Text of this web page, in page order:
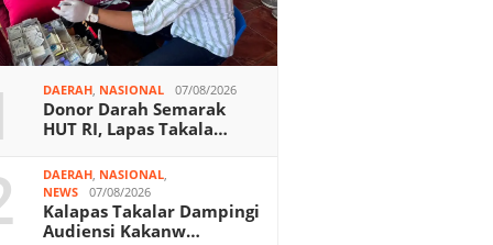
DAERAH NASIONAL 07/08/2026
Donor Darah Semarak
HUT RI, Lapas Takala…
DAERAH NASIONAL
NEWS
07/08/2026
Kalapas Takalar Dampingi
Audiensi Kakanw…